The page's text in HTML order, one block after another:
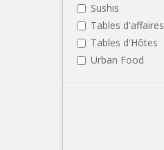
Sushis
Tables d'affaires
Tables d'Hôtes
Urban Food